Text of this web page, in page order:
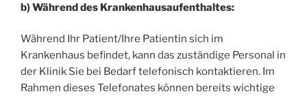
b) Während des Krankenhausaufenthaltes:
Während Ihr Patient/Ihre Patientin sich im
Krankenhaus befindet, kann das zuständige Personal in
der Klinik Sie bei Bedarf telefonisch kontaktieren. Im
Rahmen dieses Telefonates können bereits wichtige